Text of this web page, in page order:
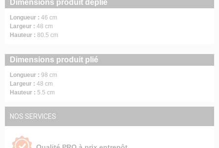
Dimensions produit déplié
Longueur : 46 cm
Largeur : 48 cm
Hauteur : 80.5 cm
Dimensions produit plié
Longueur : 98 cm
Largeur : 48 cm
Hauteur : 5.5 cm
NOS SERVICES